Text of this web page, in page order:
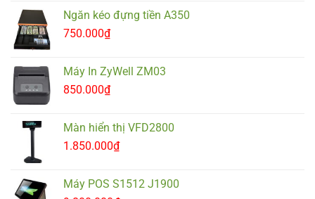
Ngăn kéo đựng tiền A350
750.000₫
Máy In ZyWell ZM03
850.000₫
Màn hiển thị VFD2800
1.850.000₫
Máy POS S1512 J1900